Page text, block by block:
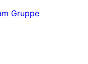
Gruppe